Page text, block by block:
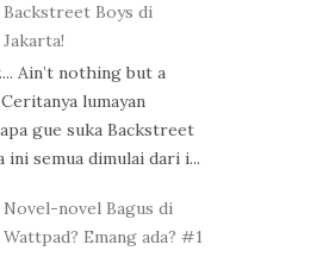
Backstreet Boys di
Jakarta!
Ain’t nothing but a
lumayan
gue suka Backstreet
ini semua dimulai dari i...
Novel-novel Bagus di
Wattpad? Emang ada? #1